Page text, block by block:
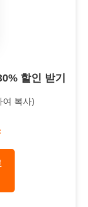
할인 받기
여 복사)